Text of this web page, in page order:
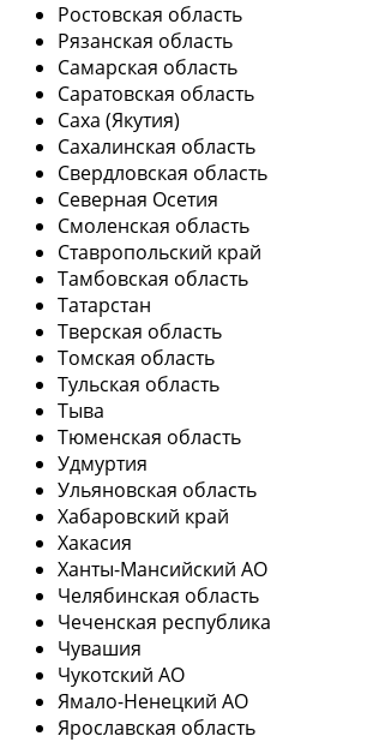
Ростовская область
Рязанская область
Самарская область
Саратовская область
Саха (Якутия)
Сахалинская область
Свердловская область
Северная Осетия
Смоленская область
Ставропольский край
Тамбовская область
Татарстан
Тверская область
Томская область
Тульская область
Тыва
Тюменская область
Удмуртия
Ульяновская область
Хабаровский край
Хакасия
Ханты-Мансийский АО
Челябинская область
Чеченская республика
Чувашия
Чукотский АО
Ямало-Ненецкий АО
Ярославская область